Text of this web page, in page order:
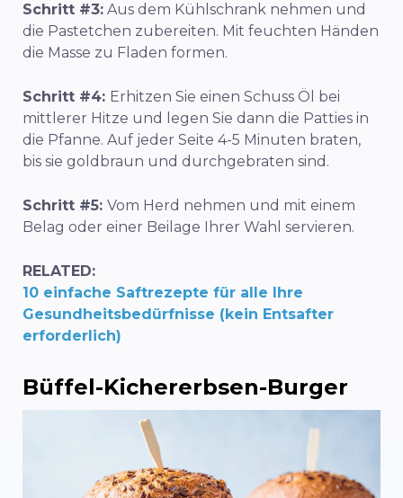
Schritt #3: Aus dem Kühlschrank nehmen und
die Pastetchen zubereiten. Mit feuchten Händen
die Masse zu Fladen formen.
Schritt #4: Erhitzen Sie einen Schuss Öl bei
mittlerer Hitze und legen Sie dann die Patties in
die Pfanne. Auf jeder Seite 4-5 Minuten braten,
bis sie goldbraun und durchgebraten sind.
Schritt #5: Vom Herd nehmen und mit einem
Belag oder einer Beilage Ihrer Wahl servieren.
RELATED:
10 einfache Saftrezepte für alle Ihre
Gesundheitsbedürfnisse (kein Entsafter
erforderlich)
Büffel-Kichererbsen-Burger